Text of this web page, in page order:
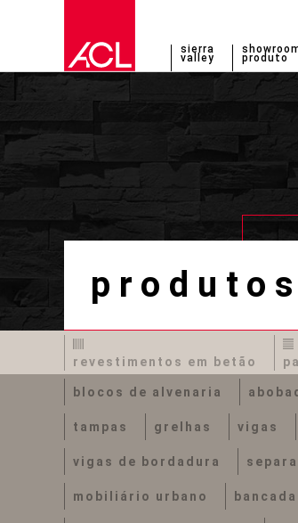
sierra
valley produto
produtos
revestimentos em betão
blocos de alvenaria
tampas grelhas vigas
vigas de bordadura
mobiliário urbano